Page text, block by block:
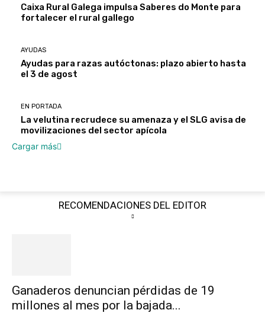
Caixa Rural Galega impulsa Saberes do Monte para
fortalecer el rural gallego
AYUDAS
Ayudas para razas autóctonas: plazo abierto hasta
el 3 de agost
EN PORTADA
La velutina recrudece su amenaza y el SLG avisa de
movilizaciones del sector apícola
Cargar más
RECOMENDACIONES DEL EDITOR
Ganaderos denuncian pérdidas de 19
millones al mes por la bajada...